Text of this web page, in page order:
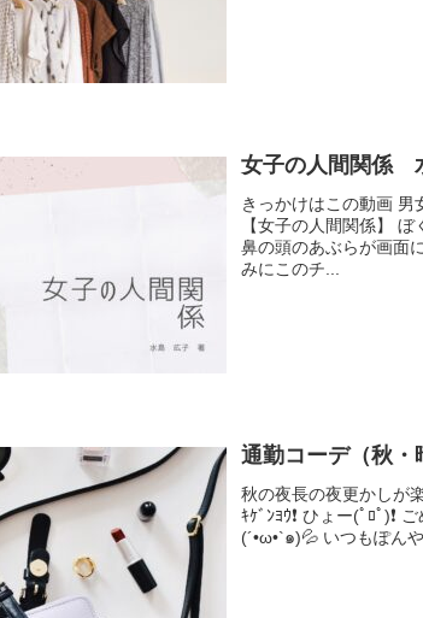
女子の人間関係
きっかけはこの動画 男
【女子の人間関係】
鼻の頭のあぶらが画面
みにこのチ...
通勤コーデ（秋・
秋の夜長の夜更かしが
ｷｹﾞﾝﾖｳ❗️ ひょー(ﾟﾛﾟ)❗️
(´•ω•`๑)💦 いつもぽん